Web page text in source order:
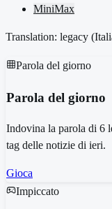
MiniMax
Translation: legacy (
Parola del giorno
Parola del giorno
Indovina la parola di 6
tag delle notizie di ieri.
Gioca
Impiccato